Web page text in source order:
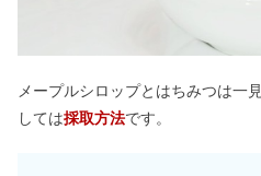
メープルシロップとはちみつは一
しては採取方法です。